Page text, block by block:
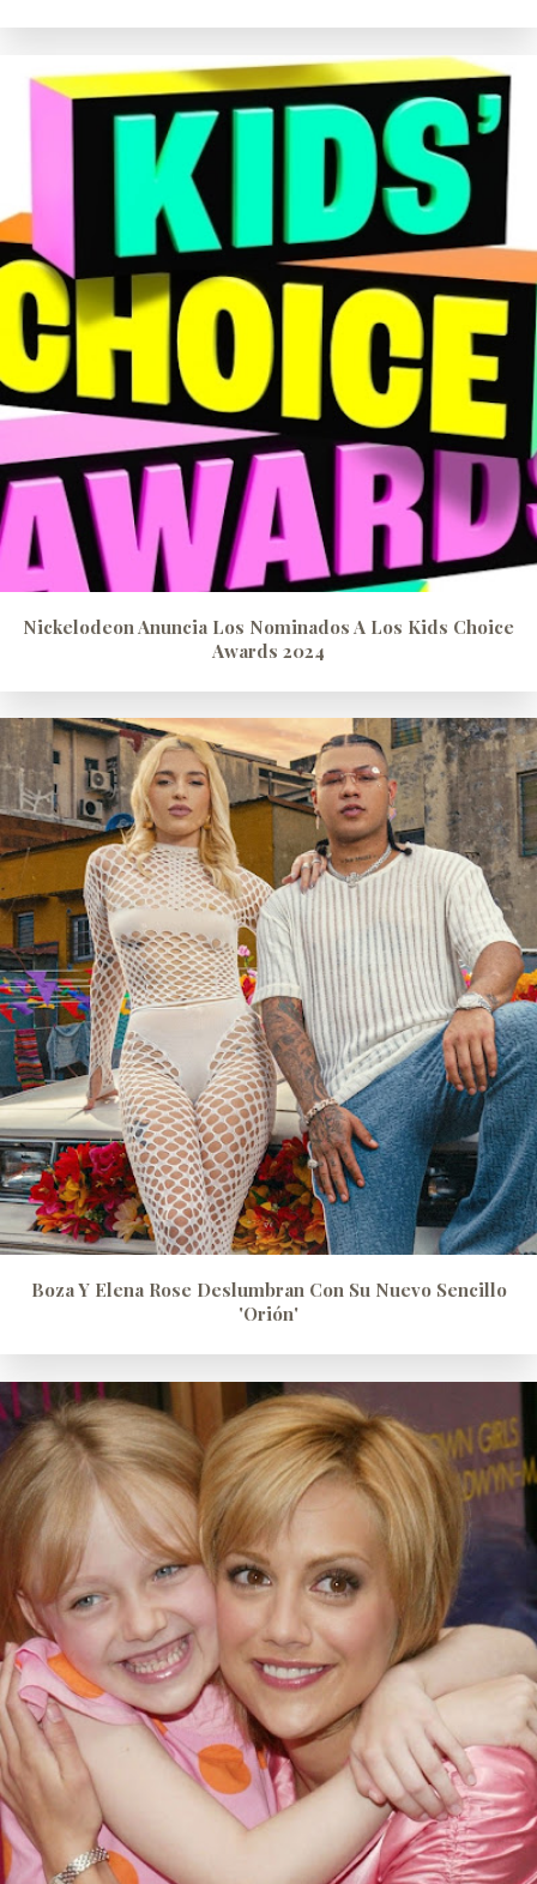
Nickelodeon Anuncia Los Nominados A Los Kids Choice
Awards 2024
Boza Y Elena Rose Deslumbran Con Su Nuevo Sencillo
'Orión'